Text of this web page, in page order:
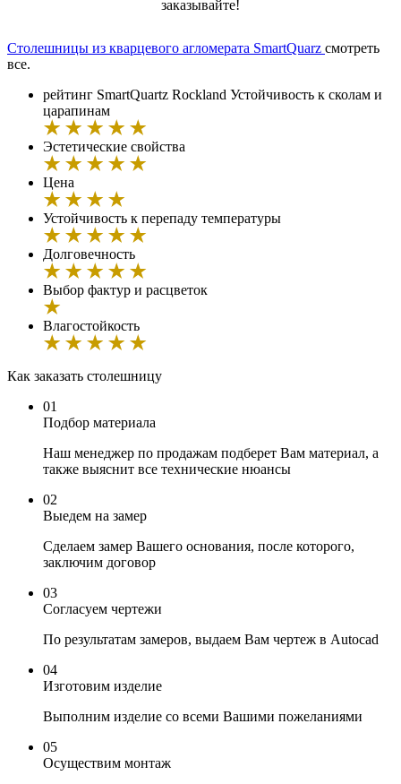
заказывайте!
Столешницы из кварцевого агломерата SmartQuarz смотреть
все.
рейтинг SmartQuartz Rockland Устойчивость к сколам и
царапинам
Эстетические свойства
Цена
Устойчивость к перепаду температуры
Долговечность
Выбор фактур и расцветок
Влагостойкость
Как заказать cтолешницу
01
Подбор материала
Наш менеджер по продажам подберет Вам материал, а
также выяснит все технические нюансы
02
Выедем на замер
Сделаем замер Вашего основания, после которого,
заключим договор
03
Согласуем чертежи
По результатам замеров, выдаем Вам чертеж в Autocad
04
Изготовим изделие
Выполним изделие со всеми Вашими пожеланиями
05
Осуществим монтаж